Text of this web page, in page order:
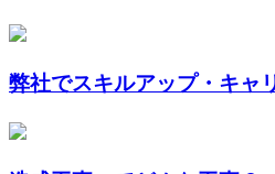
弊社でスキルアップ・キャ